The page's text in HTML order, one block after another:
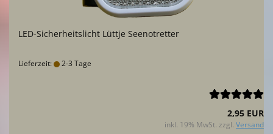
LED-Sicherheitslicht Lüttje Seenotretter
Lieferzeit: 2-3 Tage
2,95 EUR
inkl. 19% MwSt. zzgl. Versand